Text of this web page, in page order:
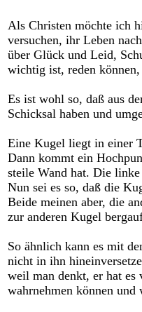
Als Christen möchte ich
versuchen, ihr Leben
über Glück und Leid,
wichtig ist, reden
Es ist wohl so, daß aus
Schicksal haben und
Eine Kugel liegt in einer
Dann kommt ein
steile Wand hat. Die
Nun sei es so, daß die
Beide meinen aber, die
zur anderen Kugel
So ähnlich kann es mit
nicht in ihn
weil man denkt, er hat es
wahrnehmen können und